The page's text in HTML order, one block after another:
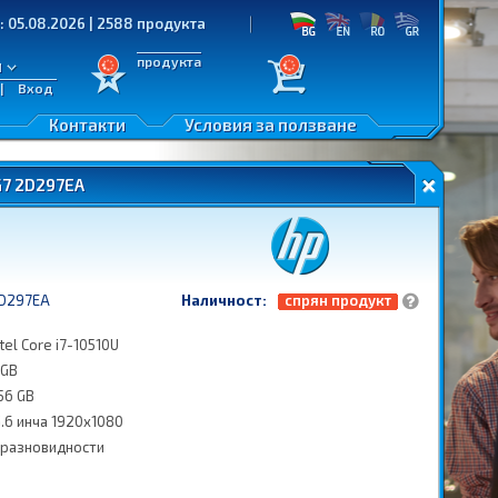
| 2588 продукта
Вход
продукта
Условия за ползване
Контакти
2D297EA
Core i7-10510U
GB
инча 1920x1080
Наличност: спрян продукт